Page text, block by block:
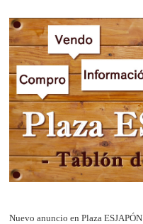
Nuevo anuncio en Plaza ESJAPÓN